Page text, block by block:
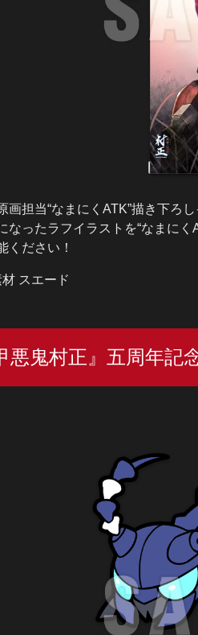
画担当“なまにくATK”描き下
なったラフイラストを“なまに
ください！
スエード
悪鬼村正』五周年